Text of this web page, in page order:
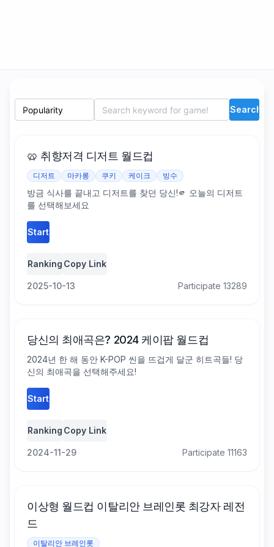
World Cup Game Search Options
Select Sort Criteria World Cup Game Search TermSearch
🥨 취향저격 디저트 월드컵
디저트 마카롱 쿠키 케이크 빙수
방금 식사를 끝내고 디저트를 찾던 당신!🫵 오늘의 디저트
를 선택해보세요
Start
Ranking Copy Link
2025-10-13 Participate 13289
당신의 최애곡은? 2024 케이팝 월드컵
2024년 한 해 동안 K-POP 씬을 뜨겁게 달군 히트곡들! 당
신의 최애곡을 선택해주세요!
Start
Ranking Copy Link
2024-11-29 Participate 11163
이상형 월드컵 이탈리안 브레인롯 최강자 레전
드
이탈리안 브레인롯